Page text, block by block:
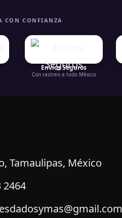
CON CONFIANZA
Envíos Seguros
Con rastreo a todo México
Tamaulipas, México
2464